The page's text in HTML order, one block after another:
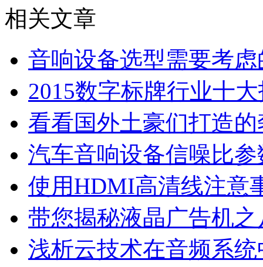
相关文章
音响设备选型需要考
2015数字标牌行业十
看看国外土豪们打造
汽车音响设备信噪比
使用HDMI高清线注意
带您揭秘液晶广告机
浅析云技术在音频系